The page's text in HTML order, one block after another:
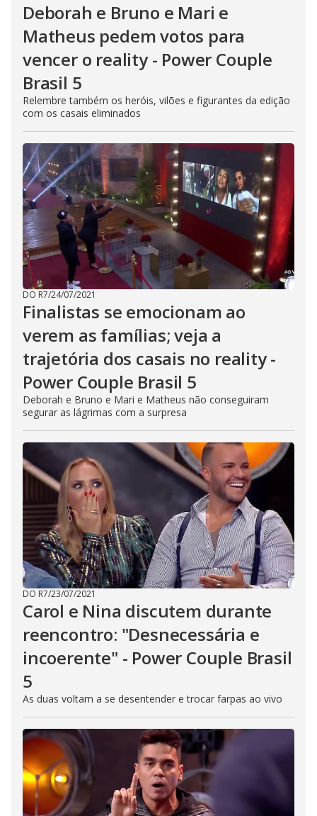
Deborah e Bruno e Mari e
Matheus pedem votos para
vencer o reality - Power Couple
Brasil 5
Relembre também os heróis, vilões e figurantes da edição
com os casais eliminados
DO R7/24/07/2021
Finalistas se emocionam ao
verem as famílias; veja a
trajetória dos casais no reality -
Power Couple Brasil 5
Deborah e Bruno e Mari e Matheus não conseguiram
segurar as lágrimas com a surpresa
DO R7/23/07/2021
Carol e Nina discutem durante
reencontro: "Desnecessária e
incoerente" - Power Couple Brasil
5
As duas voltam a se desentender e trocar farpas ao vivo